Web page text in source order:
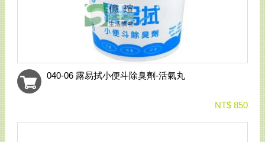
040-06 露易拭小便斗除臭劑-活氣丸
NT$ 850